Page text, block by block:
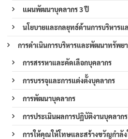
แผนพัฒนาบุคลากร 3 ปี
นโยบายและกลยุทธ์ด้านการบริหาร
การดำเนินการบริหารและพัฒนาทรัพย
การสรรหาและคัดเลือกบุคลากร
การบรรจุและการแต่งตั้งบุคลากร
การพัฒนาบุคลากร
การประเมินผลการปฏิบัติงานบุคลากร
การให้คุณให้โทษและสร้างขวัญกำลัง